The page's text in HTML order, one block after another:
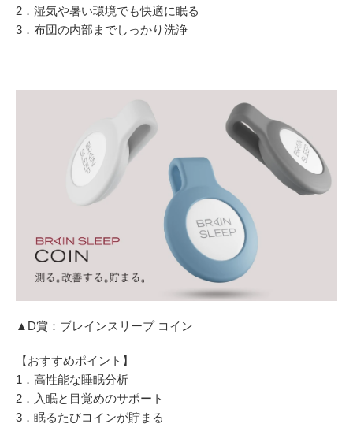
2．湿気や暑い環境でも快適に眠る
3．布団の内部までしっかり洗浄
▲D賞：ブレインスリープ コイン
【おすすめポイント】
1．高性能な睡眠分析
2．入眠と目覚めのサポート
3．眠るたびコインが貯まる